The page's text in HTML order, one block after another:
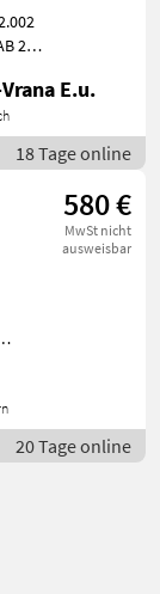
27
E.u.
18 Tage online
580 €
MwSt nicht
ausweisbar
20 Tage online